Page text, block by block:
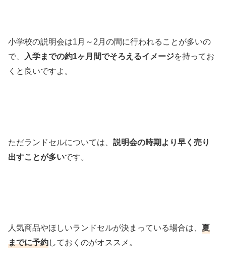
小学校の説明会は1月～2月の間に行われることが多いの
で、
入学までの約1ヶ月間でそろえるイメージを持ってお
くと良いですよ。
ただランドセルについては、説明会の時期より早く売り
出すことが多いです。
人気商品やほしいランドセルが決まっている場合は、夏
までに予約しておくのがオススメ。